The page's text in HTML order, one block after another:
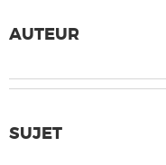
AUTEUR
SUJET